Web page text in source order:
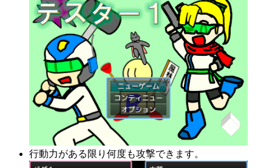
行動力がある限り何度も攻撃できます。